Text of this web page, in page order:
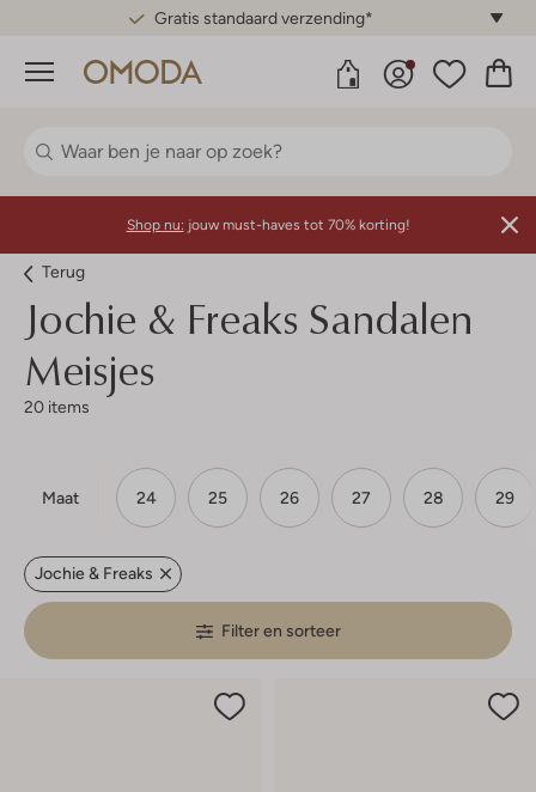
Gratis standaard verzending*
Menu
Shop nu: jouw must-haves tot 70% korting!
Terug
Jochie & Freaks Sandalen
Meisjes
20 items
Maat 24 25 26 27 28 29
Jochie & Freaks
Filter en sorteer